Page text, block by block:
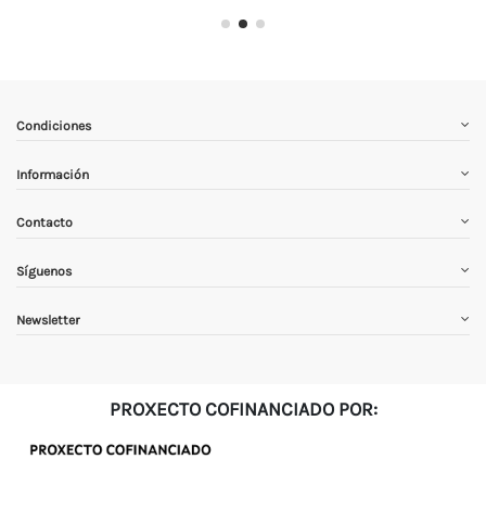
Condiciones
Información
Contacto
Síguenos
Newsletter
PROXECTO COFINANCIADO POR: